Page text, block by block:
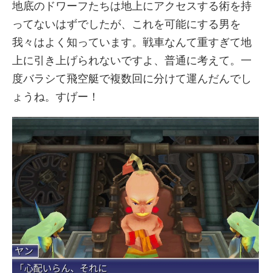
地底のドワーフたちは地上にアクセスする術を持
ってないはずでしたが、これを可能にする男を
我々はよく知っています。戦車なんて重すぎて地
上に引き上げられないですよ、普通に考えて。一
度バラシて飛空艇で複数回に分けて運んだんでし
ょうね。すげー！